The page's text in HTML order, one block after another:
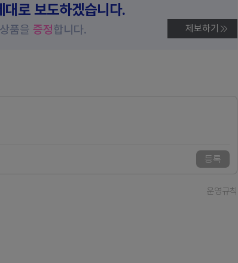
로 보도하겠습니다.
품을 증정합니다. 제보하기
등록
운영규칙